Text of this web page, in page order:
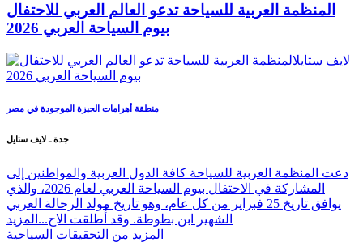
المنظمة العربية للسياحة تدعو العالم العربي للاحتفال
بيوم السياحة العربي 2026
منطقة أهرامات الجيزة الموجودة في مصر
جدة ـ لايف ستايل
دعت المنظمة العربية للسياحة كافة الدول العربية والمواطنين إلى
المشاركة في الاحتفال بيوم السياحة العربي لعام 2026، والذي
يوافق تاريخ 25 فبراير من كل عام، وهو تاريخ مولد الرحالة العربي
الشهير ابن بطوطة. وقد أُطلقت الاح... المزيد
المزيد من التحقيقات السياحية